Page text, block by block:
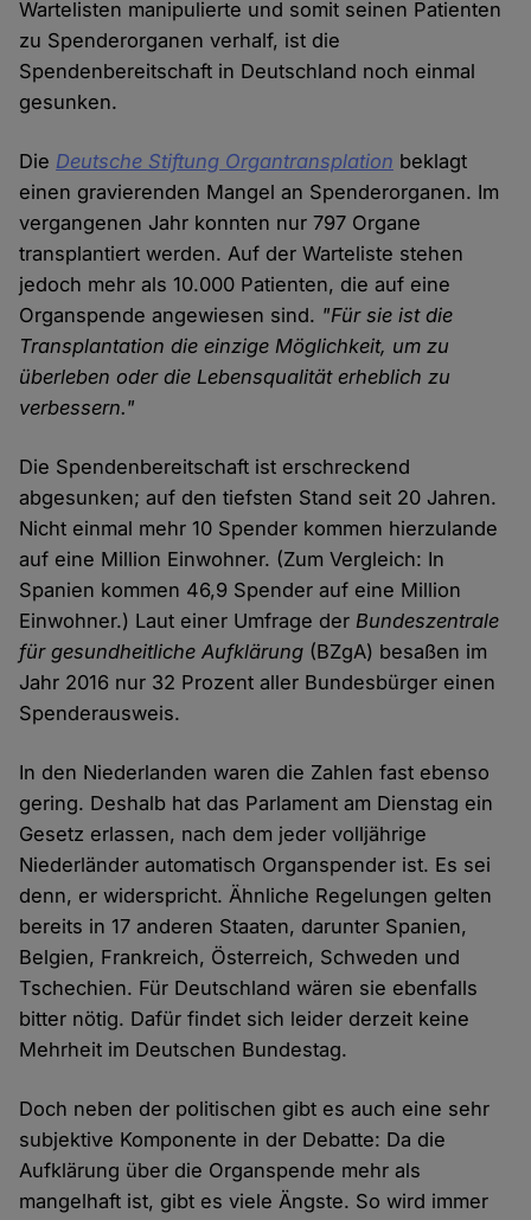
Wartelisten manipulierte und somit seinen Patienten
zu Spenderorganen verhalf, ist die
Spendenbereitschaft in Deutschland noch einmal
gesunken.
Die Deutsche Stiftung Organtransplation beklagt
einen gravierenden Mangel an Spenderorganen. Im
vergangenen Jahr konnten nur 797 Organe
transplantiert werden. Auf der Warteliste stehen
jedoch mehr als 10.000 Patienten, die auf eine
Organspende angewiesen sind. "Für sie ist die
Transplantation die einzige Möglichkeit, um zu
überleben oder die Lebensqualität erheblich zu
verbessern."
Die Spendenbereitschaft ist erschreckend
abgesunken; auf den tiefsten Stand seit 20 Jahren.
Nicht einmal mehr 10 Spender kommen hierzulande
auf eine Million Einwohner. (Zum Vergleich: In
Spanien kommen 46,9 Spender auf eine Million
Einwohner.) Laut einer Umfrage derBundeszentrale
für gesundheitliche Aufklärung (BZgA) besaßen im
Jahr 2016 nur 32 Prozent aller Bundesbürger einen
Spenderausweis.
In den Niederlanden waren die Zahlen fast ebenso
gering. Deshalb hat das Parlament am Dienstag ein
Gesetz erlassen, nach dem jeder volljährige
Niederländer automatisch Organspender ist. Es sei
denn, er widerspricht. Ähnliche Regelungen gelten
bereits in 17 anderen Staaten, darunter Spanien,
Belgien, Frankreich, Österreich, Schweden und
Tschechien. Für Deutschland wären sie ebenfalls
bitter nötig. Dafür findet sich leider derzeit keine
Mehrheit im Deutschen Bundestag.
Doch neben der politischen gibt es auch eine sehr
subjektive Komponente in der Debatte: Da die
Aufklärung über die Organspende mehr als
mangelhaft ist, gibt es viele Ängste. So wird immer